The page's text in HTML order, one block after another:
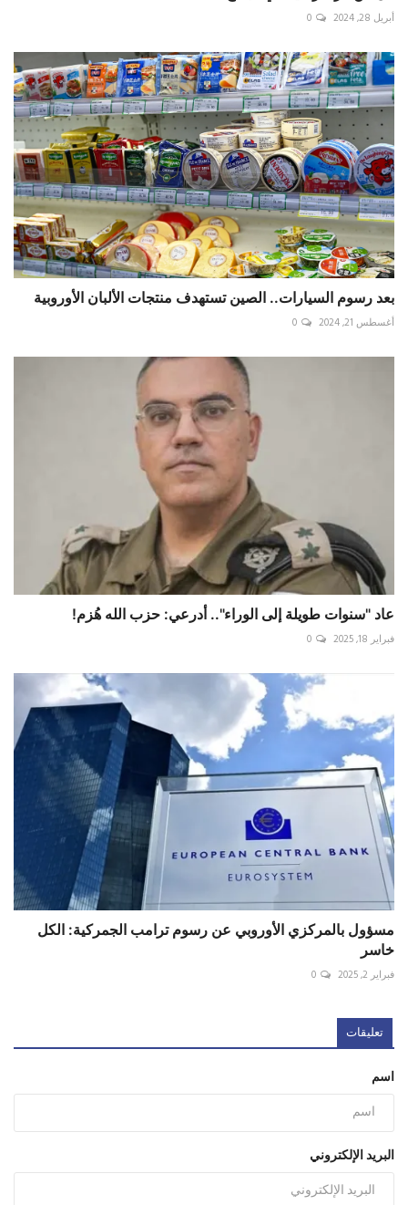
أبريل 28, 2024 0
بعد رسوم السيارات.. الصين تستهدف منتجات الألبان الأوروبية
أغسطس 21, 2024 0
عاد "سنوات طويلة إلى الوراء".. أدرعي: حزب الله هُزم!
فبراير 18, 2025 0
مسؤول بالمركزي الأوروبي عن رسوم ترامب الجمركية: الكل
خاسر
فبراير 2, 2025 0
تعليقات
اسم
البريد الإلكتروني